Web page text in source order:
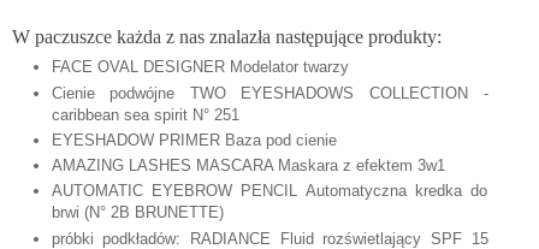
W paczuszce każda z nas znalazła następujące produkty:
FACE OVAL DESIGNER Modelator twarzy
Cienie podwójne TWO EYESHADOWS COLLECTION -
caribbean sea spirit N° 251
EYESHADOW PRIMER Baza pod cienie
AMAZING LASHES MASCARA Maskara z efektem 3w1
AUTOMATIC EYEBROW PENCIL Automatyczna kredka do
brwi (N° 2B BRUNETTE)
próbki podkładów: RADIANCE Fluid rozświetlający SPF 15